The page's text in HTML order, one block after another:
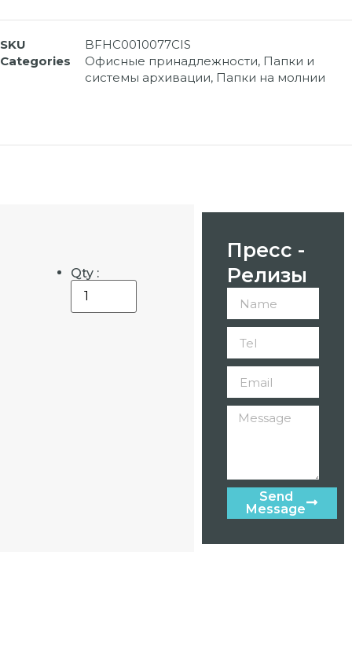
SKU
BFHC0010077CIS
Categories
Офисные принадлежности, Папки и
системы архивации, Папки на молнии
Qty :
Пресс -
Релизы
Send
Message